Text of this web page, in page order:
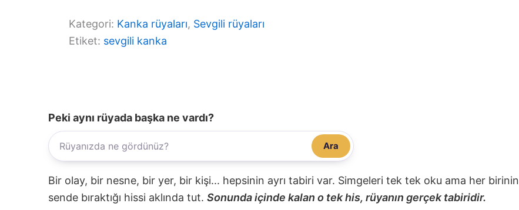
Kategori: Kanka rüyaları, Sevgili rüyaları
Etiket: sevgili kanka
Peki aynı rüyada başka ne vardı?
Ara
Bir olay, bir nesne, bir yer, bir kişi... hepsinin ayrı tabiri var. Simgeleri tek tek oku ama her birinin
sende bıraktığı hissi aklında tut. Sonunda içinde kalan o tek his, rüyanın gerçek tabiridir.